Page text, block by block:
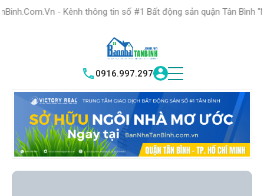
- Kênh thông tin số #1 Bất động sản quận Tân Bình "Nơi bạn tìm
0916.997.297
HỆ THỐNG TRUNG TÂM GIAO DỊCH BĐS TỐT NHẤT QUẬN
TÂN BÌNHVICTORY REAL TÌM HIỂU |